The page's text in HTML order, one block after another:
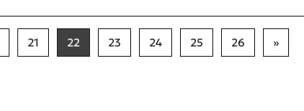
21 22 23 24 25 26 »